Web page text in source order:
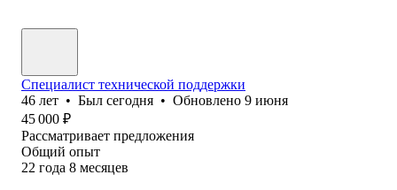
Специалист технической поддержки
46 лет • Был сегодня • Обновлено 9 июня
45 000 ₽
Рассматривает предложения
Общий опыт
22 года 8 месяцев